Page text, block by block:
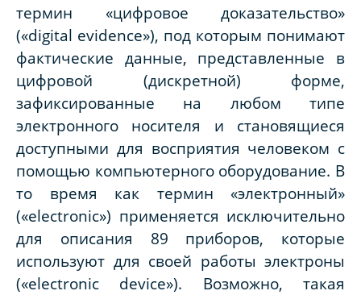
термин «цифровое доказательство»
(«digital evidence»), под которым понимают
фактические данные, представленные в
цифровой (дискретной) форме,
зафиксированные на любом типе
электронного носителя и становящиеся
доступными для восприятия человеком с
помощью компьютерного оборудование. В
то время как термин «электронный»
(«electronic») применяется исключительно
для описания 89 приборов, которые
используют для своей работы электроны
(«electronic device»). Возможно, такая